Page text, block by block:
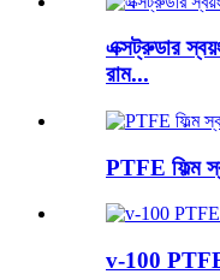
এক্সট্রুডার
রাম...
PTFE ফিল্ম
v-100 PTFE